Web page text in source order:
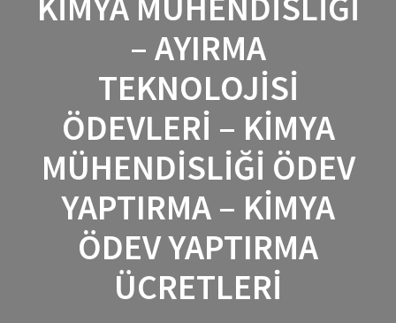
– AYIRMA
TEKNOLOJISI
ÖDEVLERI – KIMYA
MÜHENDISLIĞI ÖDEV
YAPTIRMA – KIMYA
ÖDEV YAPTIRMA
ÜCRETLERI